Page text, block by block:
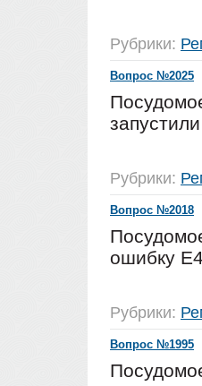
Рубрики:
Вопрос №2025
Рубрики:
Вопрос №2018
ошибку
Рубрики:
Вопрос №1995